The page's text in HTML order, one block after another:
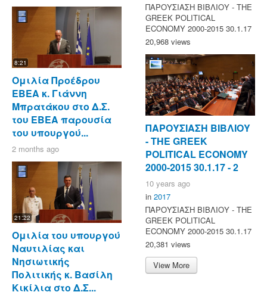
8:21
Ομιλία Προέδρου
ΕΒΕΑ κ. Γιάννη
Μπρατάκου στο Δ.Σ.
του ΕΒΕΑ παρουσία
του υπουργού...
2 months ago
21:22
Ομιλία του υπουργού
Ναυτιλίας και
Νησιωτικής
Πολιτικής κ. Βασίλη
Κικίλια στο Δ.Σ...
ΠΑΡΟΥΣΙΑΣΗ ΒΙΒΛΙΟΥ - ΤΗΕ
GREEK POLITICAL
ECONOMY 2000-2015 30.1.17
20,968 views
ΠΑΡΟΥΣΙΑΣΗ ΒΙΒΛΙΟΥ
- ΤΗΕ GREEK
POLITICAL ECONOMY
2000-2015 30.1.17 - 2
10 years ago
in 2017
ΠΑΡΟΥΣΙΑΣΗ ΒΙΒΛΙΟΥ - ΤΗΕ
GREEK POLITICAL
ECONOMY 2000-2015 30.1.17
20,381 views
View More